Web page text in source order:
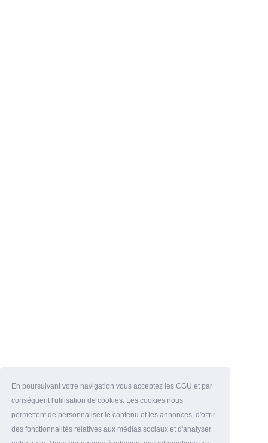
En poursuivant votre navigation vous acceptez les CGU et par
conséquent l'utilisation de cookies. Les cookies nous
permettent de personnaliser le contenu et les annonces, d'offrir
des fonctionnalités relatives aux médias sociaux et d'analyser